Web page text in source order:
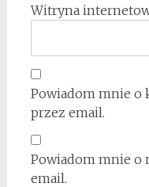
Witryna
Powiadom mnie o
przez email.
Powiadom mnie o
email.